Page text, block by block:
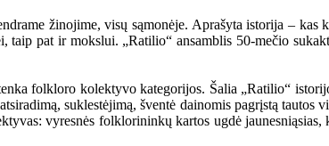
žinojime, visų sąmonėje. Aprašyta istorija –
pat ir mokslui. „Ratilio“ ansamblis 50-mečio
folkloro kolektyvo kategorijos. Šalia „Ratilio“
suklestėjimą, šventė dainomis pagrįstą tautos
vyresnės folklorininkų kartos ugdė